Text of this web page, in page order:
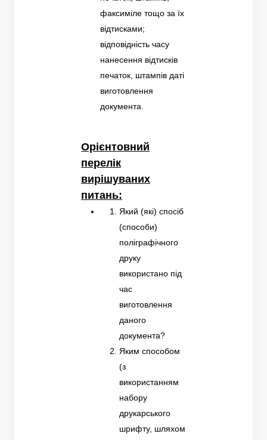
факсиміле тощо за їх
відтисками;
відповідність часу
нанесення відтисків
печаток, штампів даті
виготовлення
документа.
Орієнтовний
перелік
вирішуваних
питань:
Який (які) спосіб
(способи)
поліграфічного
друку
використано під
час
виготовлення
даного
документа?
Яким способом
(з
використанням
набору
друкарського
шрифту, шляхом